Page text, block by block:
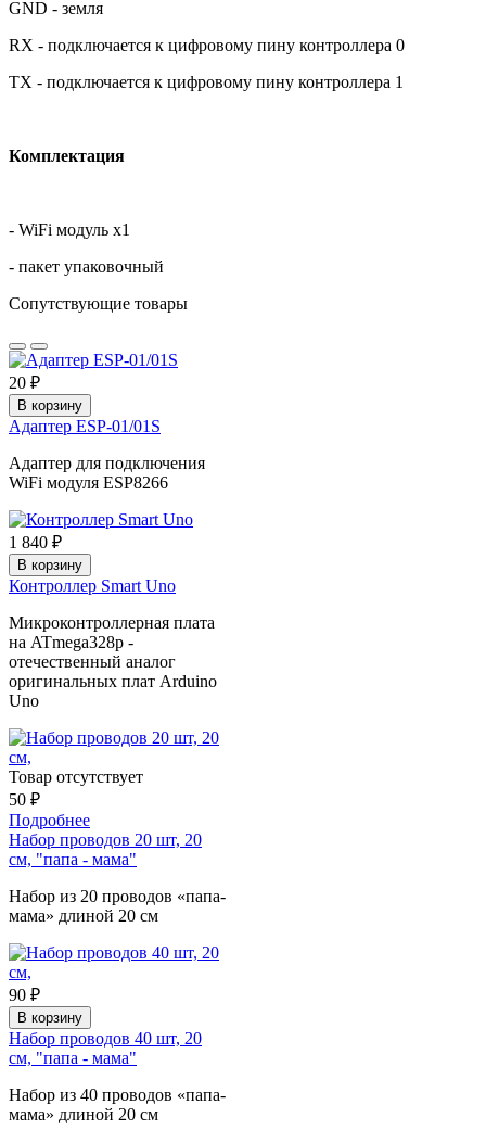
GND - земля
RX - подключается к цифровому пину контроллера 0
TX - подключается к цифровому пину контроллера 1
Комплектация
- WiFi модуль х1
- пакет упаковочный
Сопутствующие товары
20 ₽
В корзину
Адаптер ESP-01/01S
Адаптер для подключения
WiFi модуля ESP8266
1 840 ₽
В корзину
Контроллер Smart Uno
Микроконтроллерная плата
на ATmega328p -
отечественный аналог
оригинальных плат Arduino
Uno
Товар отсутствует
50 ₽
Подробнее
Набор проводов 20 шт, 20
см, "папа - мама"
Набор из 20 проводов «папа-
мама» длиной 20 см
90 ₽
В корзину
Набор проводов 40 шт, 20
см, "папа - мама"
Набор из 40 проводов «папа-
мама» длиной 20 см